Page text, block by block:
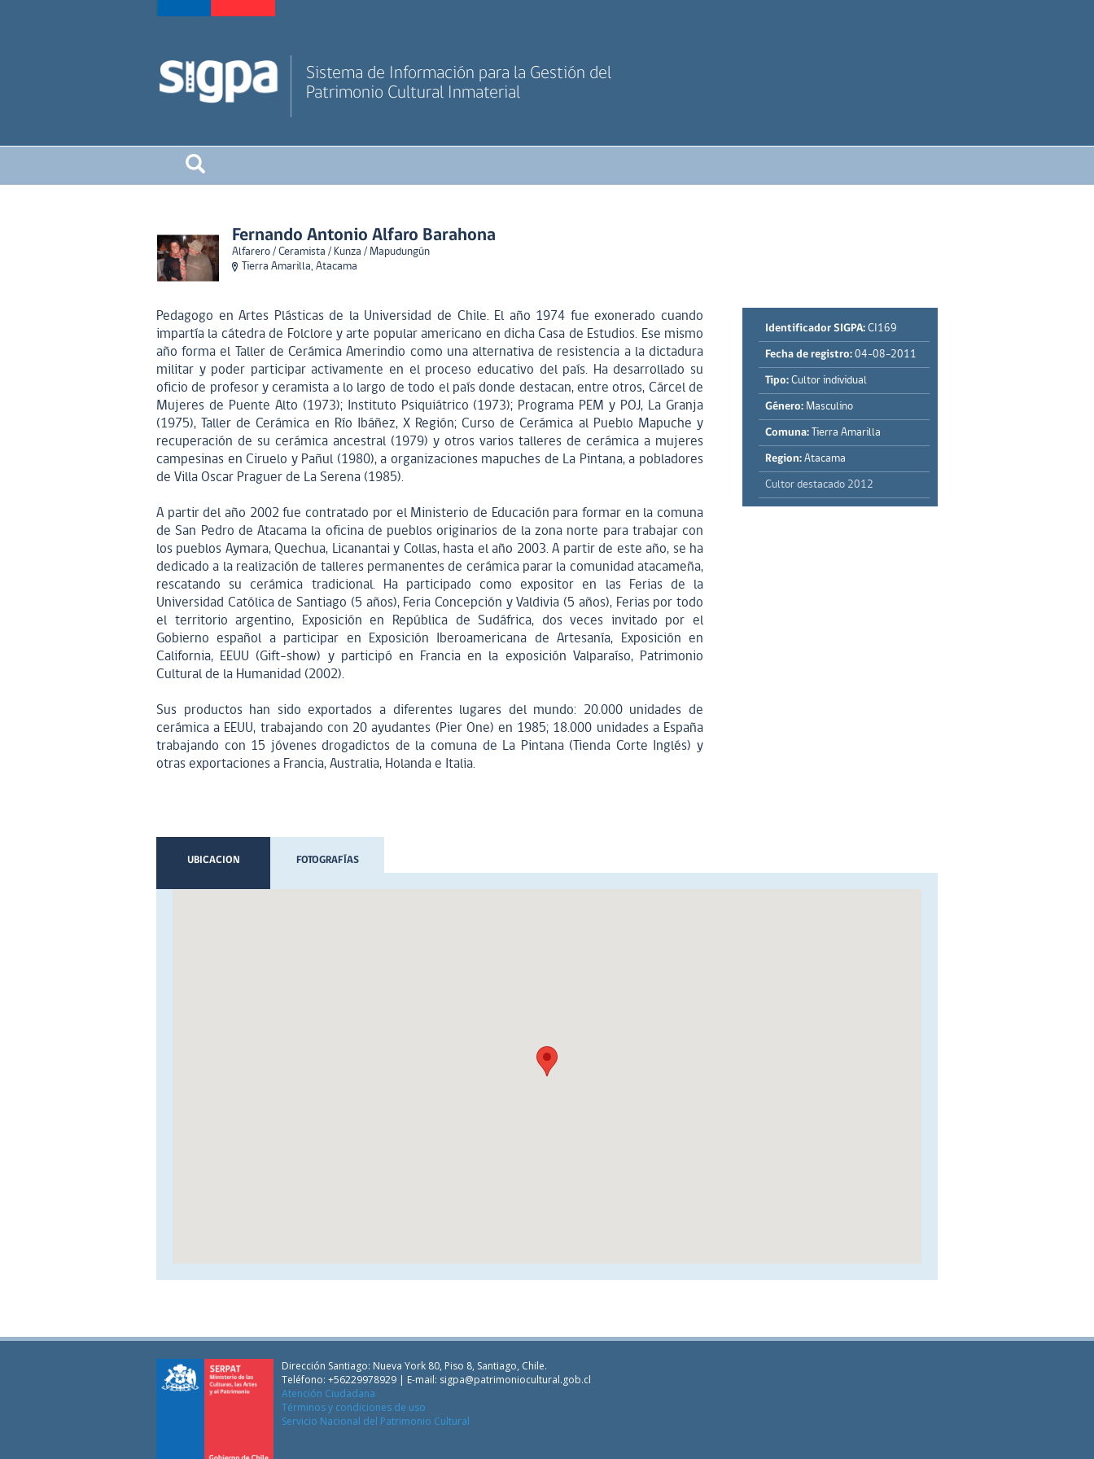
Sistema de Información para la Gestión del
Patrimonio Cultural Inmaterial
Fernando Antonio Alfaro Barahona
Alfarero / Ceramista / Kunza / Mapudungún
Tierra Amarilla, Atacama
Pedagogo en Artes Plásticas de la Universidad de Chile. El año 1974 fue exonerado cuando
impartía la cátedra de Folclore y arte popular americano en dicha Casa de Estudios. Ese mismo
año forma el Taller de Cerámica Amerindio como una alternativa de resistencia a la dictadura
militar y poder participar activamente en el proceso educativo del país. Ha desarrollado su
oficio de profesor y ceramista a lo largo de todo el país donde destacan, entre otros, Cárcel de
Mujeres de Puente Alto (1973); Instituto Psiquiátrico (1973); Programa PEM y POJ, La Granja
(1975), Taller de Cerámica en Río Ibáñez, X Región; Curso de Cerámica al Pueblo Mapuche y
recuperación de su cerámica ancestral (1979) y otros varios talleres de cerámica a mujeres
campesinas en Ciruelo y Pañul (1980), a organizaciones mapuches de La Pintana, a pobladores
de Villa Oscar Praguer de La Serena (1985).
A partir del año 2002 fue contratado por el Ministerio de Educación para formar en la comuna
de San Pedro de Atacama la oficina de pueblos originarios de la zona norte para trabajar con
los pueblos Aymara, Quechua, Licanantai y Collas, hasta el año 2003. A partir de este año, se ha
dedicado a la realización de talleres permanentes de cerámica parar la comunidad atacameña,
rescatando su cerámica tradicional. Ha participado como expositor en las Ferias de la
Universidad Católica de Santiago (5 años), Feria Concepción y Valdivia (5 años), Ferias por todo
el territorio argentino, Exposición en República de Sudáfrica, dos veces invitado por el
Gobierno español a participar en Exposición Iberoamericana de Artesanía, Exposición en
California, EEUU (Gift-show) y participó en Francia en la exposición Valparaíso, Patrimonio
Cultural de la Humanidad (2002).
Sus productos han sido exportados a diferentes lugares del mundo: 20.000 unidades de
cerámica a EEUU, trabajando con 20 ayudantes (Pier One) en 1985; 18.000 unidades a España
trabajando con 15 jóvenes drogadictos de la comuna de La Pintana (Tienda Corte Inglés) y
otras exportaciones a Francia, Australia, Holanda e Italia.
Identificador SIGPA: CI169
Fecha de registro: 04-08-2011
Tipo: Cultor individual
Género: Masculino
Comuna: Tierra Amarilla
Region: Atacama
Cultor destacado 2012
UBICACION FOTOGRAFÍAS
Dirección Santiago: Nueva York 80, Piso 8, Santiago, Chile.
Teléfono: +56229978929 | E-mail: sigpa@patrimoniocultural.gob.cl
Atención Ciudadana
Términos y condiciones de uso
Servicio Nacional del Patrimonio Cultural